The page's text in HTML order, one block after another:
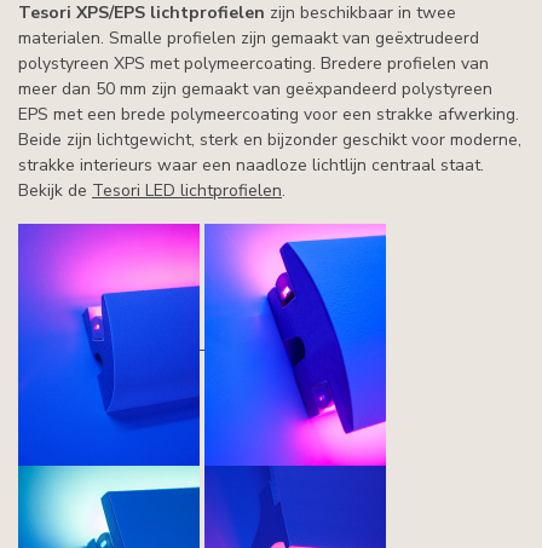
Tesori XPS/EPS lichtprofielen zijn beschikbaar in twee
materialen. Smalle profielen zijn gemaakt van geëxtrudeerd
polystyreen XPS met polymeercoating. Bredere profielen van
meer dan 50 mm zijn gemaakt van geëxpandeerd polystyreen
EPS met een brede polymeercoating voor een strakke afwerking.
Beide zijn lichtgewicht, sterk en bijzonder geschikt voor moderne,
strakke interieurs waar een naadloze lichtlijn centraal staat.
Bekijk de Tesori LED lichtprofielen.